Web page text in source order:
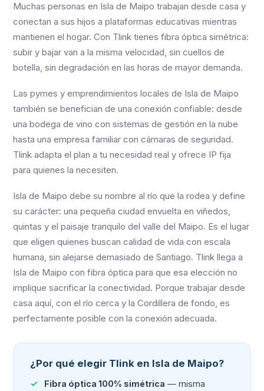
Muchas personas en Isla de Maipo trabajan desde casa y
conectan a sus hijos a plataformas educativas mientras
mantienen el hogar. Con Tlink tienes fibra óptica simétrica:
subir y bajar van a la misma velocidad, sin cuellos de
botella, sin degradación en las horas de mayor demanda.
Las pymes y emprendimientos locales de Isla de Maipo
también se benefician de una conexión confiable: desde
una bodega de vino con sistemas de gestión en la nube
hasta una empresa familiar con cámaras de seguridad.
Tlink adapta el plan a tu necesidad real y ofrece IP fija
para quienes la necesiten.
Isla de Maipo debe su nombre al río que la rodea y define
su carácter: una pequeña ciudad envuelta en viñedos,
quintas y el paisaje tranquilo del valle del Maipo. Es el lugar
que eligen quienes buscan calidad de vida con escala
humana, sin alejarse demasiado de Santiago. Tlink llega a
Isla de Maipo con fibra óptica para que esa elección no
implique sacrificar la conectividad. Porque trabajar desde
casa aquí, con el río cerca y la Cordillera de fondo, es
perfectamente posible con la conexión adecuada.
¿Por qué elegir Tlink en Isla de Maipo?
Fibra óptica 100% simétrica — misma